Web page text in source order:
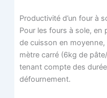
Pro­duc­ti­vi­té d’un four à
Pour les fours à sole, en
de cuis­son en
mètre car­ré (6kg de
tenant compte des
défournement.